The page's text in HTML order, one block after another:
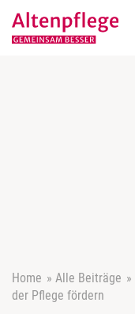
Home » Alle Beiträge »
der Pflege fördern